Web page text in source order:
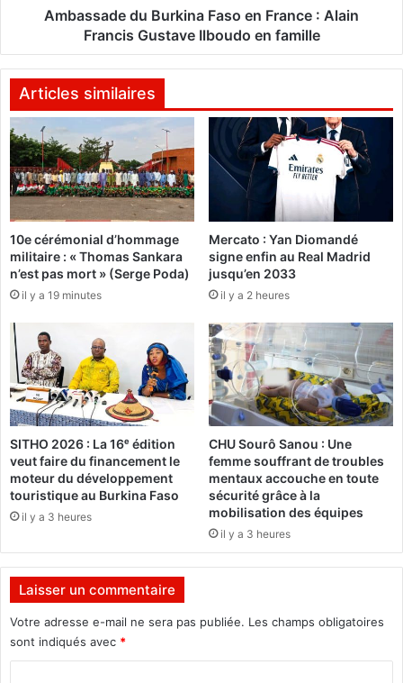
t
«
P
r
i
x
R
F
I
T
a
e
n
s
d
u
r
i
r
e
»
1
B
u
k
i
n
a
F
a
s
o
e
n
F
a
n
e
:
A
l
a
n
a
n
c
i
Ambassade du Burkina Faso en France : Alain
Francis Gustave Ilboudo en famille
Articles similaires
10e cérémonial d’hommage
militaire : « Thomas Sankara
n’est pas mort » (Serge Poda)
il y a 19 minutes
Mercato : Yan Diomandé
signe enfin au Real Madrid
jusqu’en 2033
il y a 2 heures
SITHO 2026 : La 16ᵉ édition
veut faire du financement le
moteur du développement
touristique au Burkina Faso
il y a 3 heures
CHU Sourô Sanou : Une
femme souffrant de troubles
mentaux accouche en toute
sécurité grâce à la
mobilisation des équipes
il y a 3 heures
Laisser un commentaire
Votre adresse e-mail ne sera pas publiée. Les champs obligatoires
sont indiqués avec *